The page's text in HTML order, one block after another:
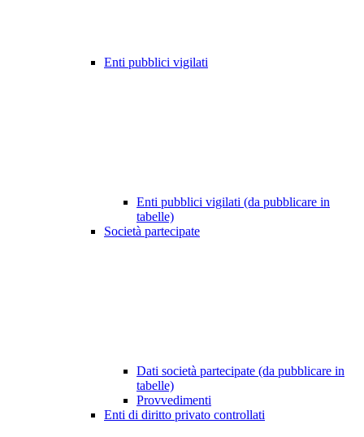
Enti pubblici vigilati
Enti pubblici vigilati (da pubblicare in
tabelle)
Società partecipate
Dati società partecipate (da pubblicare in
tabelle)
Provvedimenti
Enti di diritto privato controllati